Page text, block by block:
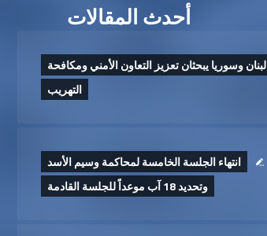
أحدث المقالات
لبنان وسوريا يبحثان تعزيز التعاون الأمني ومكافحة
التهريب
انتهاء الجلسة الخامسة لمحاكمة وسيم الأسد
وتحديد 18 آب موعداً للجلسة القادمة